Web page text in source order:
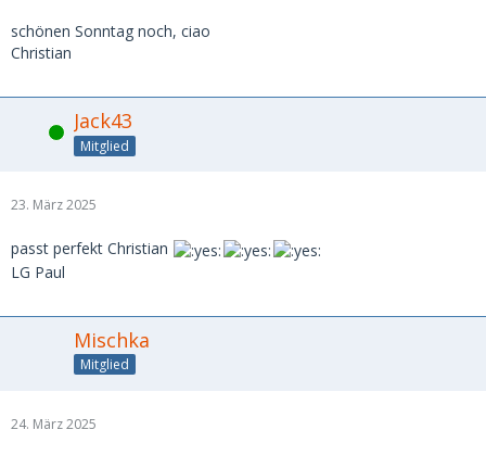
schönen Sonntag noch, ciao
Christian
Online Jack43
Mitglied
23. März 2025
passt perfekt Christian
LG Paul
Mischka
Mitglied
24. März 2025